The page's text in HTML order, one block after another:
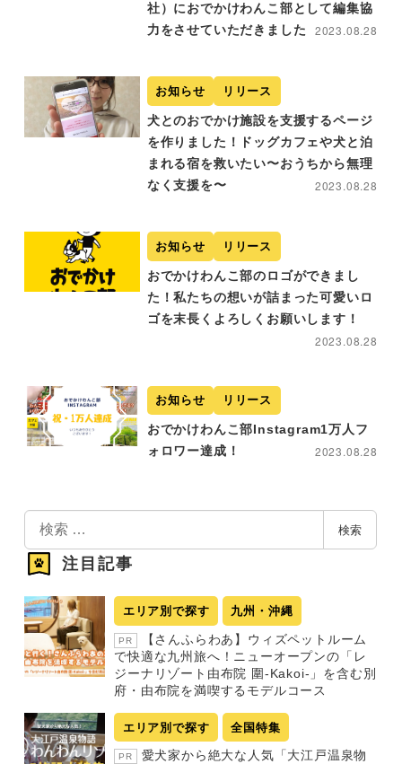
社）におでかけわんこ部として編集協
力をさせていただきました
2023.08.28
お知らせ リリース
犬とのおでかけ施設を支援するページ
を作りました！ドッグカフェや犬と泊
まれる宿を救いたい〜おうちから無理
なく支援を〜
2023.08.28
お知らせ リリース
おでかけわんこ部のロゴができまし
た！私たちの想いが詰まった可愛いロ
ゴを末長くよろしくお願いします！
2023.08.28
お知らせ リリース
おでかけわんこ部Instagram1万人フ
ォロワー達成！
2023.08.28
索
検索
注目記事
エリア別で探す 九州・沖縄
PR
【さんふらわあ】ウィズペットルーム
で快適な九州旅へ！ニューオープンの「レ
ジーナリゾート由布院 圍-Kakoi-」を含む別
府・由布院を満喫するモデルコース
エリア別で探す 全国特集
PR
愛犬家から絶大な人気「大江戸温泉物